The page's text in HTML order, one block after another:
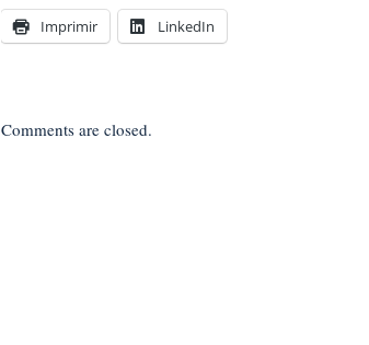
Imprimir LinkedIn
Comments are closed.